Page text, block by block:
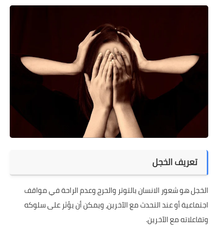
تعريف الخجل
الخجل هو شعور الانسان بالتوتر والحرج وعدم الراحة في مواقف
اجتماعية أو عند التحدث مع الآخرين، ويمكن أن يؤثر على سلوكه
وتفاعلاته مع الآخرين.